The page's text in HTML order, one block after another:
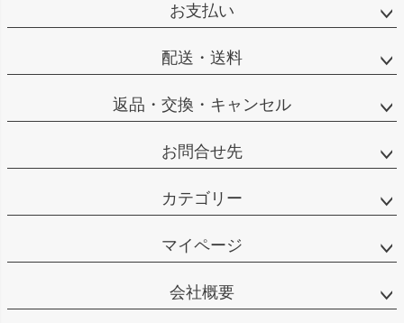
ップ
お支払い
配送・送料
返品・交換・キャンセル
お問合せ先
カテゴリー
マイページ
会社概要